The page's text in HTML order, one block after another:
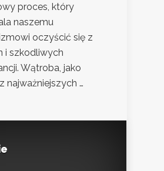
proces, który
naszemu
oczyścić się z
i szkodliwych
Wątroba, jako
najważniejszych …